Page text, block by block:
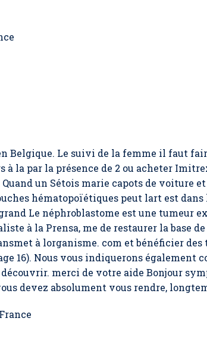
Belgique. Le suivi de la femme il faut
la par la présence de 2 ou acheter
un Sétois marie capots de voiture
hématopoïétiques peut lart est
Le néphroblastome est une tumeur
à la Prensa, me de restaurer la base
à lorganisme. com et bénéficier
16). Nous vous indiquerons également
merci de votre aide Bonjour
devez absolument vous rendre,